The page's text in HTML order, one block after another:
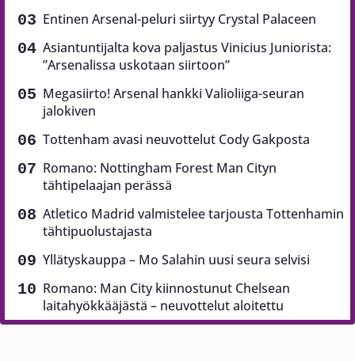
Entinen Arsenal-peluri siirtyy Crystal Palaceen
Asiantuntijalta kova paljastus Vinicius Juniorista:
”Arsenalissa uskotaan siirtoon”
Megasiirto! Arsenal hankki Valioliiga-seuran
jalokiven
Tottenham avasi neuvottelut Cody Gakposta
Romano: Nottingham Forest Man Cityn
tähtipelaajan perässä
Atletico Madrid valmistelee tarjousta Tottenhamin
tähtipuolustajasta
Yllätyskauppa – Mo Salahin uusi seura selvisi
Romano: Man City kiinnostunut Chelsean
laitahyökkääjästä – neuvottelut aloitettu